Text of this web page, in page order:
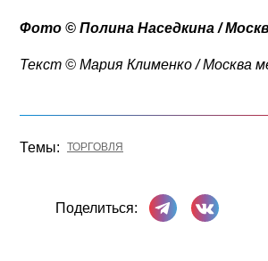
Фото © Полина Наседкина /
Текст © Мария Клименко / Москва
Темы: ТОРГОВЛЯ
Поделиться:
Поделиться в